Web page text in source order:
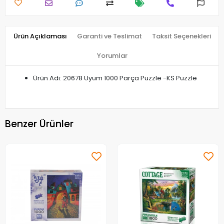
Ürün Açıklaması Garanti ve Teslimat Taksit Seçenekleri
Yorumlar
Ürün Adı: 20678 Uyum 1000 Parça Puzzle -KS Puzzle
Benzer Ürünler